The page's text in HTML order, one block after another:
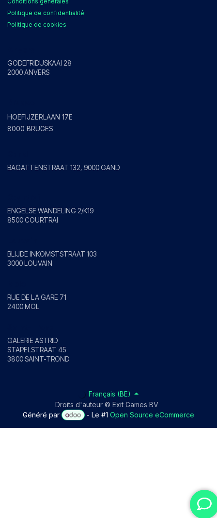
Politique de confidentialité
Politique de cookies
GODEFRIDUSKAAI 28
2000 ANVERS
HOEFIJZERLAAN 17E
8000 BRUGES
BAGATTENSTRAAT 132, 9000 GAND
ENGELSE WANDELING 2/K19
8500 COURTRAI
BLIJDE INKOMSTSTRAAT 103
3000 LOUVAIN
RUE DE LA GARE 71
2400 MOL
GALERIE ASTRID
STAPELSTRAAT 45
3800 SAINT-TROND
Droits d'auteur © Exit Games BV
Français (BE)
Généré par - Le #1Open Source eCommerce